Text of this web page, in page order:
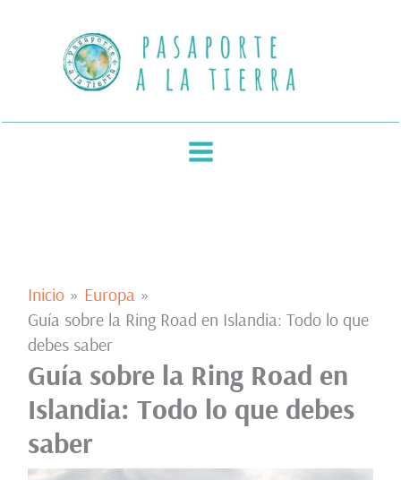
contenido
Inicio
Europa
Guía sobre la Ring Road en Islandia: Todo lo que
debes saber
Guía sobre la Ring Road en
Islandia: Todo lo que debes
saber